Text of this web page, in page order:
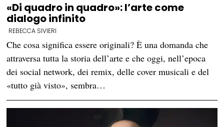
«Di quadro in quadro»: l’arte come
dialogo infinito
REBECCA SIVIERI
Che cosa significa essere originali? È una domanda che
attraversa tutta la storia dell’arte e che oggi, nell’epoca
dei social network, dei remix, delle cover musicali e del
«tutto già visto», sembra…